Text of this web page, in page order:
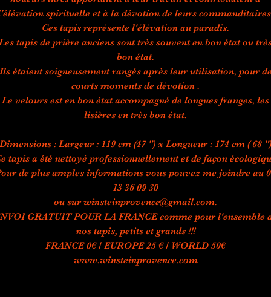
spirituelle et à la dévotion de leurs
Ces tapis représente l'élévation au paradis.
tapis de prière anciens sont très souvent en bon état ou
bon état.
Ils étaient soigneusement rangés après leur utilisation, pour
courts moments de dévotion .
Le velours est en bon état accompagné de longues franges, les
lisières en très bon état.
Dimensions : Largeur : 119 cm (47 ") x Longueur : 174 cm ( 68 ")
tapis a été nettoyé professionnellement et de façon
de plus amples informations vous pouvez me joindre au
13 36 09 30
ou sur winsteinprovence@gmail.com.
GRATUIT POUR LA FRANCE comme pour l'ensemble
nos tapis, petits et grands !!!
FRANCE 0€ / EUROPE 25 € / WORLD 50€
www.winsteinprovence.com